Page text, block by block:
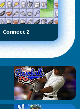
Connect 2